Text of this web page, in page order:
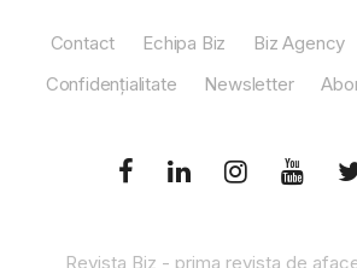
Contact Echipa Biz Biz Agency
Confidențialitate
Newsletter
Revista Biz - prima revista de